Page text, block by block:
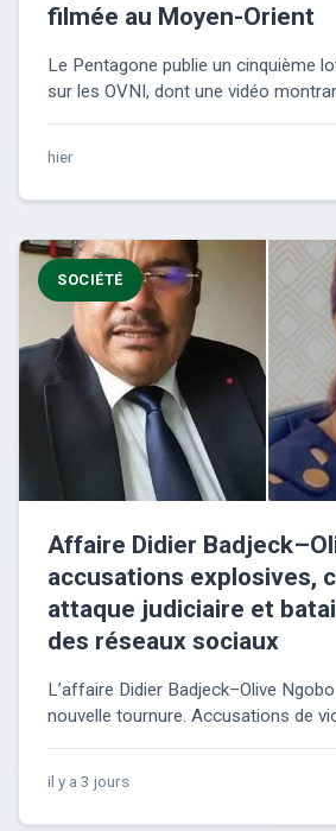
filmée au Moyen-Orient
Le Pentagone publie un cinquième
sur les OVNI, dont une vidéo
hier
SOCIÉTÉ
Affaire Didier
accusations explosives,
attaque judiciaire et
des réseaux sociaux
L’affaire Didier Badjeck–Olive
nouvelle tournure. Accusations de
il y a 3 jours